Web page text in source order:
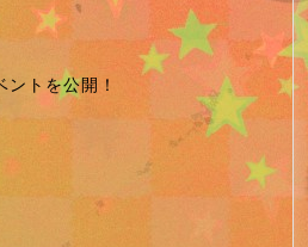
トを公開！